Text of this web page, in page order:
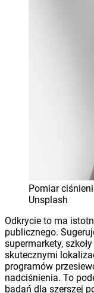
Pomiar
Unsplash
Odkrycie to ma
publicznego.
supermarkety,
skutecznymi
programów
nadciśnienia. To
badań dla szerszej